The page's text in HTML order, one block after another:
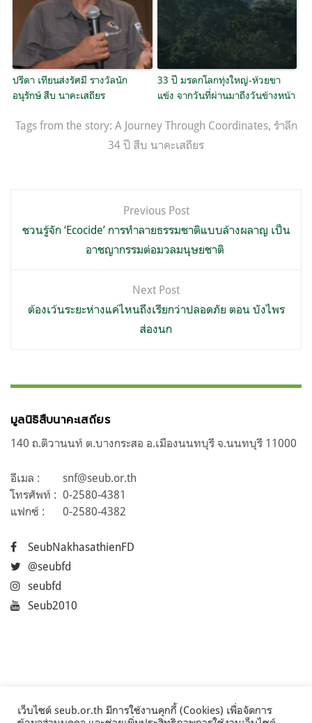
ปรีดา เทียนส่งรัศมี รางวัลนัก
อนุรักษ์ สืบ นาคะเสถียร
33 ปี มรดกโลกทุ่งใหญ่-ห้วยขา
แข้ง จากวันที่ผ่านมาถึงวันข้างหน้า
Tags from the story: A Journey Through Coordinates, รำลึก
34 ปี สืบ นาคะเสถียร
เรื่อง
Previous Post
ชวนรู้จัก ‘Ecocide’ การทำลายธรรมชาติแบบล้างผลาญ เป็น
อาชญากรรมต่อมวลมนุษยชาติ
Next Post
ต้องเว้นระยะห่างแค่ไหนถึงเรียกว่าปลอดภัย ตอน บังไพร
ส่องนก
มูลนิธิสืบนาคะเสถียร
140 ถ.ติวานนท์ ต.บางกระสอ อ.เมืองนนทบุรี จ.นนทบุรี 11000
อีเมล :
snf@seub.or.th
โทรศัพท์ : 0-2580-4381
แฟกซ์ :
0-2580-4382
SeubNakhasathienFD
@seubfd
seubfd
Seub2010
เว็บไซต์ seub.or.th มีการใช้งานคุกกี้ (Cookies) เพื่อจัดการ